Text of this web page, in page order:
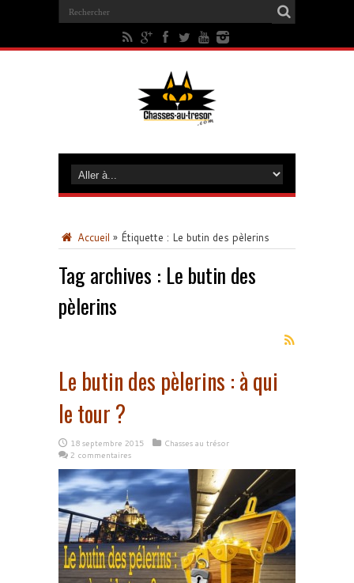
Accueil » Étiquette : Le butin des pèlerins
Tag archives : Le butin des
pèlerins
Le butin des pèlerins : à qui
le tour ?
18 septembre 2015
Chasses au trésor
2 commentaires